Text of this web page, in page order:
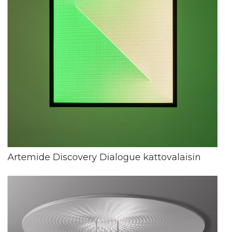
Artemide Discovery Dialogue kattovalaisin